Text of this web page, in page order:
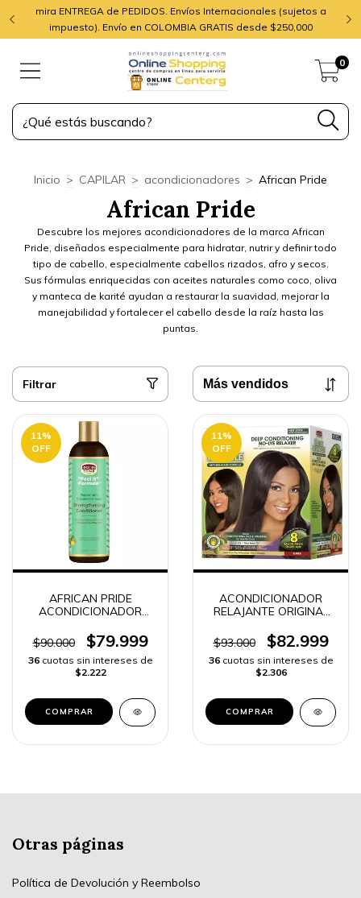
mira ENTREGA de PEDIDOS. Envíos Internacionales (sujetos a
impuesto). Envío en COLOMBIA GRATIS desde $250,000
0
Inicio > CAPILAR > acondicionadores > African Pride
African Pride
Descubre los mejores acondicionadores de la marca African
Pride, diseñados especialmente para hidratar, nutrir y definir todo
tipo de cabello, especialmente cabellos rizados, afro y secos.
Sus fórmulas enriquecidas con aceites naturales como coco, oliva
y manteca de karité ayudan a restaurar la suavidad, mejorar la
manejabilidad y fortalecer el cabello desde la raíz hasta las
puntas.
Filtrar
11%
OFF
AFRICAN PRIDE
ACONDICIONADOR
$90.000
$79.999
36 cuotas sin intereses de
$2.222
11%
OFF
ACONDICIONADOR
RELAJANTE ORIGINAL
COLOMBIA | ENVÍO
RÁPIDO -
$93.000 $82.999
36 cuotas sin intereses de
$2.306
Otras páginas
Política de Devolución y Reembolso